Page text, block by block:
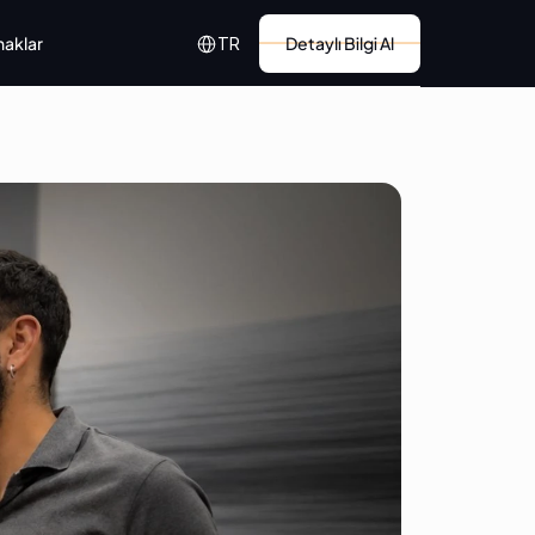
Select Language
TR Detaylı Bilgi Al